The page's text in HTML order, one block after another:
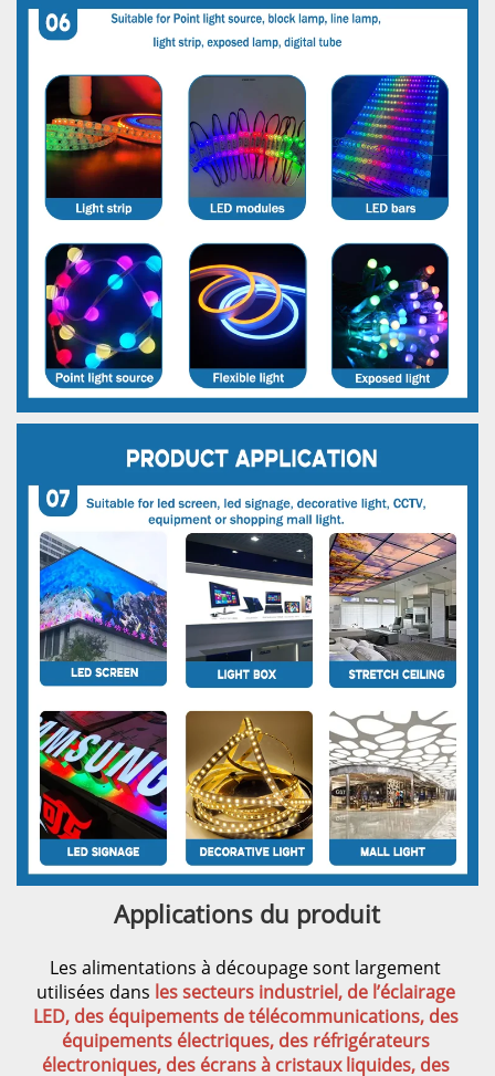
Applications du produit
Les alimentations à découpage sont largement
utilisées dans les secteurs industriel, de l’éclairage
LED, des équipements de télécommunications, des
équipements électriques, des réfrigérateurs
électroniques, des écrans à cristaux liquides, des